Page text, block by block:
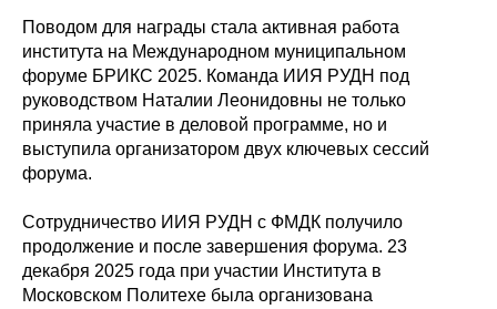
Поводом для награды стала активная работа
института на Международном муниципальном
форуме БРИКС 2025. Команда ИИЯ РУДН под
руководством Наталии Леонидовны не только
приняла участие в деловой программе, но и
выступила организатором двух ключевых сессий
форума.
Сотрудничество ИИЯ РУДН с ФМДК получило
продолжение и после завершения форума. 23
декабря 2025 года при участии Института в
Московском Политехе была организована